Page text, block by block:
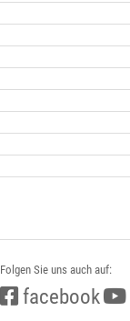
Folgen Sie uns auch auf:
facebook